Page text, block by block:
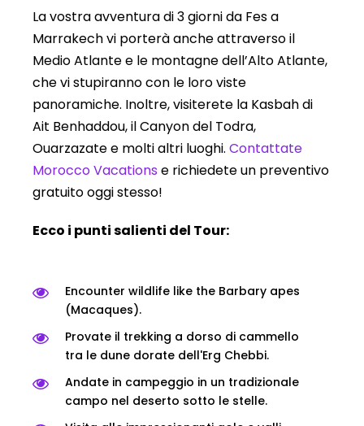
La vostra avventura di 3 giorni da Fes a
Marrakech vi porterà anche attraverso il
Medio Atlante e le montagne dell’Alto Atlante,
che vi stupiranno con le loro viste
panoramiche. Inoltre, visiterete la Kasbah di
Ait Benhaddou, il Canyon del Todra,
Ouarzazate e molti altri luoghi. Contattate
Morocco Vacations e richiedete un preventivo
gratuito oggi stesso!
Ecco i punti salienti del Tour:
Encounter wildlife like the Barbary apes
(Macaques).
Provate il trekking a dorso di cammello
tra le dune dorate dell'Erg Chebbi.
Andate in campeggio in un tradizionale
campo nel deserto sotto le stelle.